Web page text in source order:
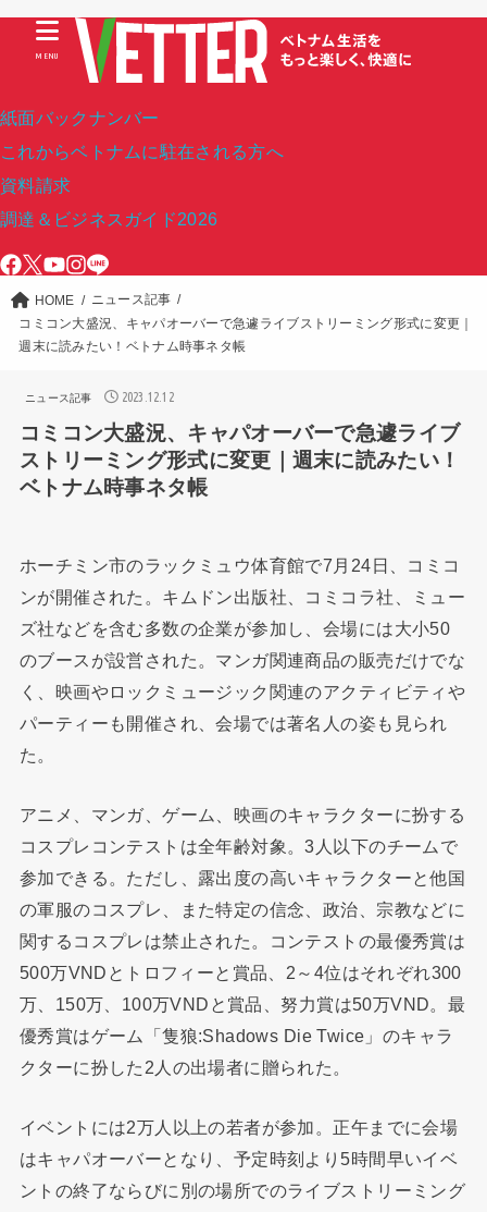
紙面バックナンバー
これからベトナムに駐在される方へ
資料請求
調達＆ビジネスガイド2026
MENU
HOME
ニュース記事
コミコン大盛況、キャパオーバーで急遽ライブストリーミング形式に変更｜
週末に読みたい！ベトナム時事ネタ帳
ニュース記事 2023.12.12
コミコン大盛況、キャパオーバーで急遽ライブ
ストリーミング形式に変更｜週末に読みたい！
ベトナム時事ネタ帳
ホーチミン市のラックミュウ体育館で7月24日、コミコ
ンが開催された。キムドン出版社、コミコラ社、ミュー
ズ社などを含む多数の企業が参加し、会場には大小50
のブースが設営された。マンガ関連商品の販売だけでな
く、映画やロックミュージック関連のアクティビティや
パーティーも開催され、会場では著名人の姿も見られ
た。
アニメ、マンガ、ゲーム、映画のキャラクターに扮する
コスプレコンテストは全年齢対象。3人以下のチームで
参加できる。ただし、露出度の高いキャラクターと他国
の軍服のコスプレ、また特定の信念、政治、宗教などに
関するコスプレは禁止された。コンテストの最優秀賞は
500万VNDとトロフィーと賞品、2～4位はそれぞれ300
万、150万、100万VNDと賞品、努力賞は50万VND。最
優秀賞はゲーム「隻狼:Shadows Die Twice」のキャラ
クターに扮した2人の出場者に贈られた。
イベントには2万人以上の若者が参加。正午までに会場
はキャパオーバーとなり、予定時刻より5時間早いイベ
ントの終了ならびに別の場所でのライブストリーミング